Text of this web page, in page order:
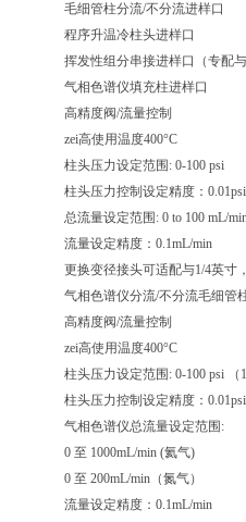
毛细管柱分流/不分流进样口
程序升温冷柱头进样口
挥发性组分串接进样口（专配
气相色谱仪填充柱进样口
高精度阀/流量控制
zei高使用温度400°C
柱头压力设定范围: 0-100 psi
柱头压力控制设定精度：0.01psi
总流量设定范围: 0 to 100 mL/
流量设定精度：0.1mL/min
更换变径接头可适配与1/4英寸
气相色谱仪分流/不分流毛细管
高精度阀/流量控制
zei高使用温度400°C
柱头压力设定范围: 0-100 psi （
柱头压力控制设定精度：0.01psi
气相色谱仪总流量设定范围:
0 至 1000mL/min (氦气)
0 至 200mL/min（氮气）
流量设定精度：0.1mL/min